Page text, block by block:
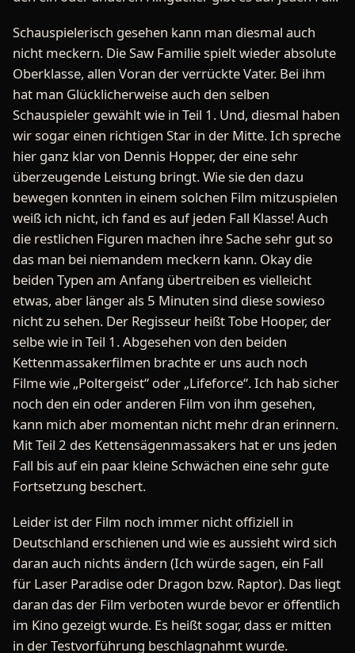
Schauspielerisch gesehen kann man diesmal auch
nicht meckern. Die Saw Familie spielt wieder absolute
Oberklasse, allen Voran der verrückte Vater. Bei ihm
hat man Glücklicherweise auch den selben
Schauspieler gewählt wie in Teil 1. Und, diesmal haben
wir sogar einen richtigen Star in der Mitte. Ich spreche
hier ganz klar von Dennis Hopper, der eine sehr
überzeugende Leistung bringt. Wie sie den dazu
bewegen konnten in einem solchen Film mitzuspielen
weiß ich nicht, ich fand es auf jeden Fall Klasse! Auch
die restlichen Figuren machen ihre Sache sehr gut so
das man bei niemandem meckern kann. Okay die
beiden Typen am Anfang übertreiben es vielleicht
etwas, aber länger als 5 Minuten sind diese sowieso
nicht zu sehen. Der Regisseur heißt Tobe Hooper, der
selbe wie in Teil 1. Abgesehen von den beiden
Kettenmassakerfilmen brachte er uns auch noch
Filme wie „Poltergeist“ oder „Lifeforce“. Ich hab sicher
noch den ein oder anderen Film von ihm gesehen,
kann mich aber momentan nicht mehr dran erinnern.
Mit Teil 2 des Kettensägenmassakers hat er uns jeden
Fall bis auf ein paar kleine Schwächen eine sehr gute
Fortsetzung beschert.
Leider ist der Film noch immer nicht offiziell in
Deutschland erschienen und wie es aussieht wird sich
daran auch nichts ändern (Ich würde sagen, ein Fall
für Laser Paradise oder Dragon bzw. Raptor). Das liegt
daran das der Film verboten wurde bevor er öffentlich
im Kino gezeigt wurde. Es heißt sogar, dass er mitten
in der Testvorführung beschlagnahmt wurde.